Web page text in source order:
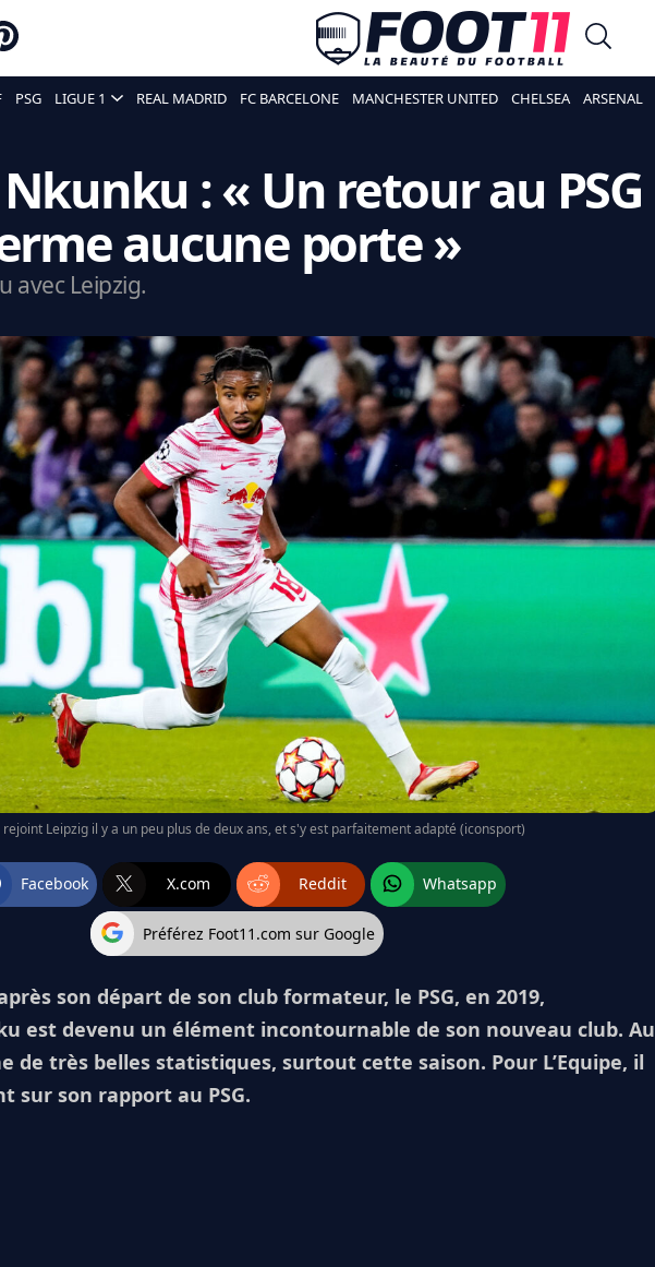
PSG LIGUE 1 REAL MADRID FC BARCELONE MANCHESTER UNITED CHELSEA ARSENAL
: « Un retour au PSG
aucune porte »
avec Leipzig.
rejoint Leipzig il y a un peu plus de deux ans, et s'y est parfaitement adapté (iconsport)
Facebook X.com Reddit Whatsapp
Préférez Foot11.com sur Google
son départ de son club formateur, le PSG, en 2019,
est devenu un élément incontournable de son nouveau club. Au
de très belles statistiques, surtout cette saison. Pour L’Equipe, il
sur son rapport au PSG.